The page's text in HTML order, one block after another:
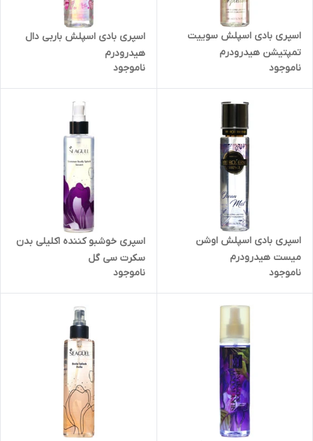
اسپری بادی اسپلش سوییت
تمپتیشن هیدرودرم
ناموجود
اسپری بادی اسپلش باربی دال
هیدرودرم
ناموجود
اسپری بادی اسپلش اوشن
میست هیدرودرم
ناموجود
اسپری خوشبو کننده اکلیلی بدن
سکرت سی گل
ناموجود